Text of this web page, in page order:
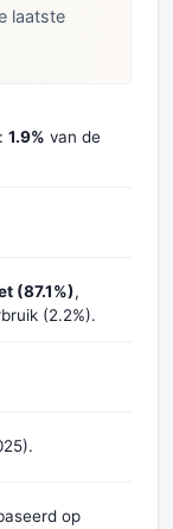
laatste
1.9% van de
(87.1%),
(2.2%).
op